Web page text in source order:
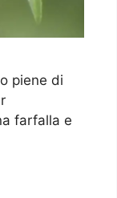
piene di
farfalla e